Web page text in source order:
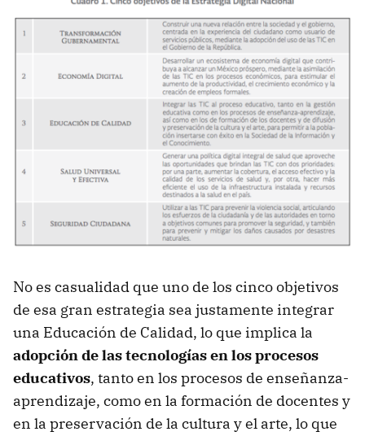
No es casualidad que uno de los cinco objetivos
de esa gran estrategia sea justamente integrar
una Educación de Calidad, lo que implica la
adopción de las tecnologías en los procesos
educativos, tanto en los procesos de enseñanza-
aprendizaje, como en la formación de docentes y
en la preservación de la cultura y el arte, lo que